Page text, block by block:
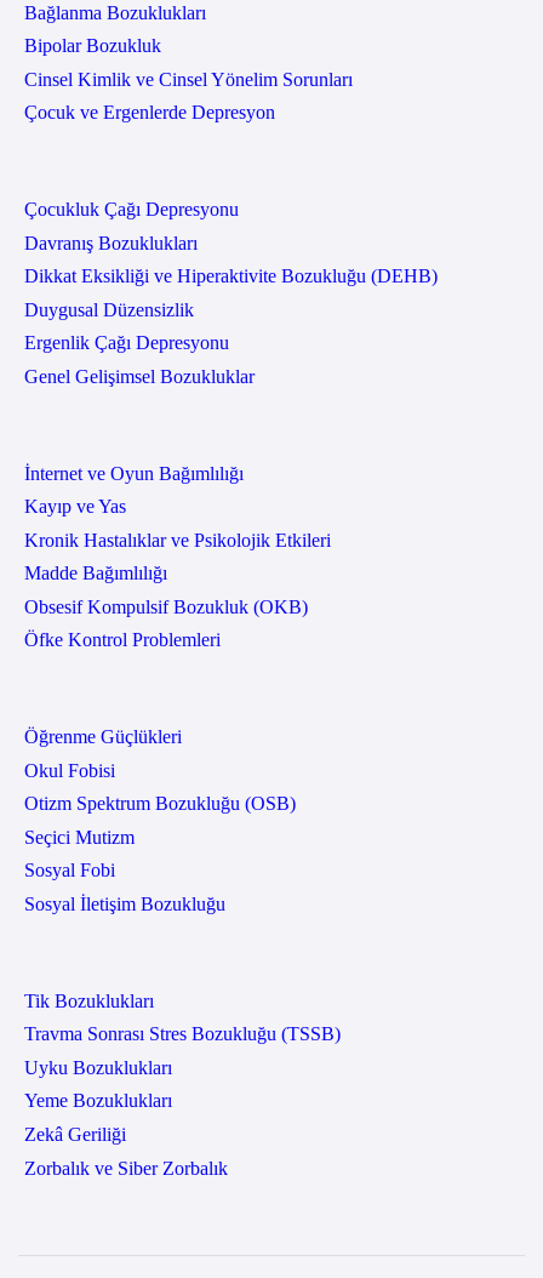
Bağlanma Bozuklukları
Bipolar Bozukluk
Cinsel Kimlik ve Cinsel Yönelim Sorunları
Çocuk ve Ergenlerde Depresyon
Çocukluk Çağı Depresyonu
Davranış Bozuklukları
Dikkat Eksikliği ve Hiperaktivite Bozukluğu (DEHB)
Duygusal Düzensizlik
Ergenlik Çağı Depresyonu
Genel Gelişimsel Bozukluklar
İnternet ve Oyun Bağımlılığı
Kayıp ve Yas
Kronik Hastalıklar ve Psikolojik Etkileri
Madde Bağımlılığı
Obsesif Kompulsif Bozukluk (OKB)
Öfke Kontrol Problemleri
Öğrenme Güçlükleri
Okul Fobisi
Otizm Spektrum Bozukluğu (OSB)
Seçici Mutizm
Sosyal Fobi
Sosyal İletişim Bozukluğu
Tik Bozuklukları
Travma Sonrası Stres Bozukluğu (TSSB)
Uyku Bozuklukları
Yeme Bozuklukları
Zekâ Geriliği
Zorbalık ve Siber Zorbalık